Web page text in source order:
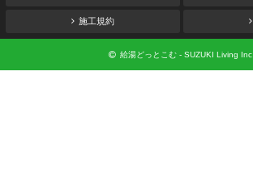
施工規約
給湯どっとこむ - SUZUKI Living Inc.